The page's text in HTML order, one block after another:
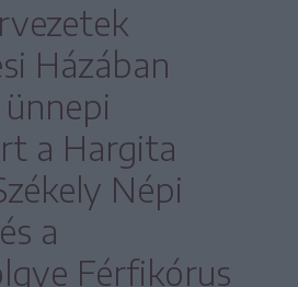
Házában
a Hargita
Népi
a
Férfikórus